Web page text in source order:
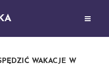
WAKACJE W